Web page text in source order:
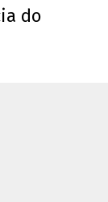
do